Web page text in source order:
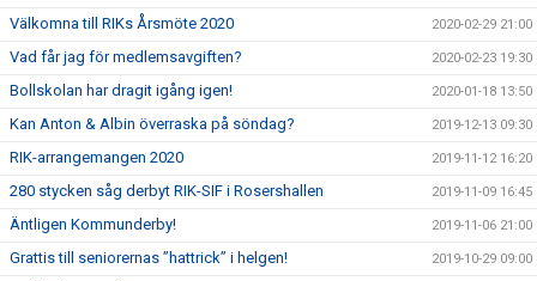
Välkomna till RIKs Årsmöte 2020 2020-02-29 21:00
Vad får jag för medlemsavgiften? 2020-02-23 19:30
Bollskolan har dragit igång igen! 2020-01-18 13:50
Kan Anton & Albin överraska på söndag? 2019-12-13 09:30
RIK-arrangemangen 2020 2019-11-12 16:20
280 stycken såg derbyt RIK-SIF i Rosershallen 2019-11-09 16:45
Äntligen Kommunderby! 2019-11-06 21:00
Grattis till seniorernas ”hattrick” i helgen! 2019-10-29 09:00